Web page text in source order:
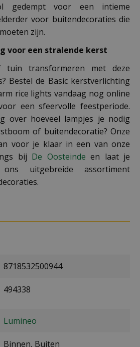
gedempt voor een intieme
voor buitendecoraties die
zijn.
voor een stralende kerst
transformeren met deze
Bestel de Basic kerstverlichting
rice lights vandaag nog online
een sfeervolle feestperiode.
over hoeveel lampjes je nodig
of buitendecoratie? Onze
voor je klaar in een van onze
bij De Oosteinde en laat je
uitgebreide assortiment
8718532500944
494338
Lumineo
Binnen, Buiten